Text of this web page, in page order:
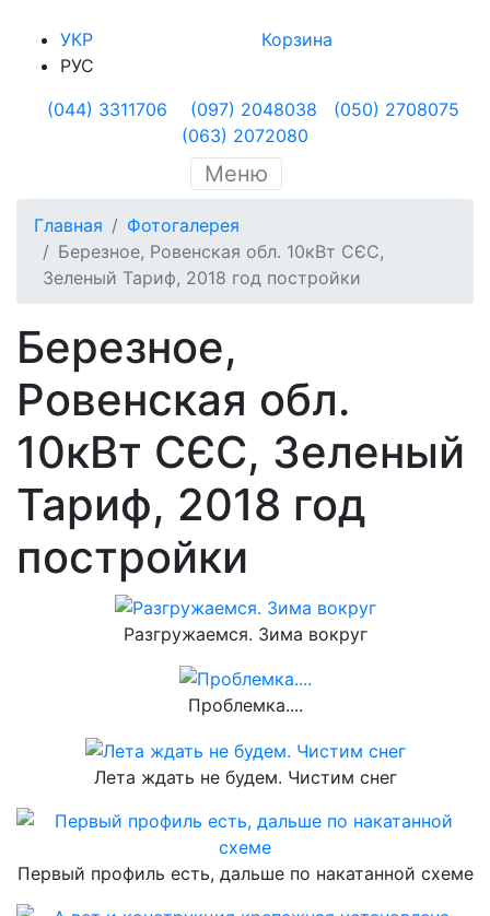
УКР
РУС
Корзина
(044) 3311706 (097) 2048038
(050) 2708075
(063) 2072080
Меню
Главная
Фотогалерея
Березное, Ровенская обл. 10кВт СЄС,
Зеленый Тариф, 2018 год постройки
Березное,
Ровенская обл.
10кВт СЄС, Зеленый
Тариф, 2018 год
постройки
Разгружаемся. Зима вокруг
Проблемка....
Лета ждать не будем. Чистим снег
Первый профиль есть, дальше по накатанной схеме